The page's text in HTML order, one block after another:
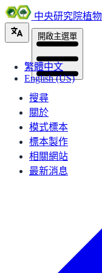
中央研究院植
繁體中文
English (US)
開啟主選單
搜尋
關於
模式標本
標本製作
相關網站
最新消息